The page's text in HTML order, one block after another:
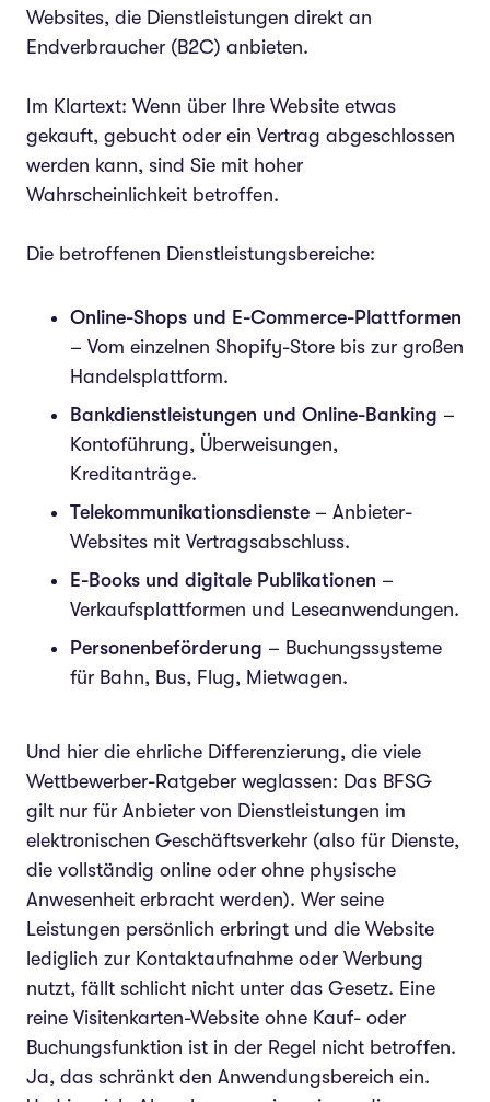
Websites, die Dienstleistungen direkt an
Endverbraucher (B2C) anbieten.
Im Klartext: Wenn über Ihre Website etwas
gekauft, gebucht oder ein Vertrag abgeschlossen
werden kann, sind Sie mit hoher
Wahrscheinlichkeit betroffen.
Die betroffenen Dienstleistungsbereiche:
Online-Shops und E-Commerce-Plattformen
– Vom einzelnen Shopify-Store bis zur großen
Handelsplattform.
Bankdienstleistungen und Online-Banking –
Kontoführung, Überweisungen,
Kreditanträge.
Telekommunikationsdienste – Anbieter-
Websites mit Vertragsabschluss.
E-Books und digitale Publikationen –
Verkaufsplattformen und Leseanwendungen.
Personenbeförderung – Buchungssysteme
für Bahn, Bus, Flug, Mietwagen.
Und hier die ehrliche Differenzierung, die viele
Wettbewerber-Ratgeber weglassen: Das BFSG
gilt nur für Anbieter von Dienstleistungen im
elektronischen Geschäftsverkehr (also für Dienste,
die vollständig online oder ohne physische
Anwesenheit erbracht werden). Wer seine
Leistungen persönlich erbringt und die Website
lediglich zur Kontaktaufnahme oder Werbung
nutzt, fällt schlicht nicht unter das Gesetz. Eine
reine Visitenkarten-Website ohne Kauf- oder
Buchungsfunktion ist in der Regel nicht betroffen.
Ja, das schränkt den Anwendungsbereich ein.